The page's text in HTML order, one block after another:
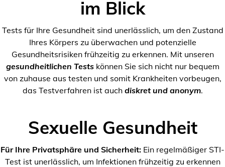
im Blick
Tests für Ihre Gesundheit sind unerlässlich, um den Zustand
Ihres Körpers zu überwachen und potenzielle
Gesundheitsrisiken frühzeitig zu erkennen. Mit unseren
gesundheitlichen Testskönnen Sie sich nicht nur bequem
von zuhause aus testen und somit Krankheiten vorbeugen,
das Testverfahren ist auch diskret und anonym.
Sexuelle Gesundheit
Für Ihre Privatsphäre und Sicherheit: Ein regelmäßiger STI-
Test ist unerlässlich, um Infektionen frühzeitig zu erkennen